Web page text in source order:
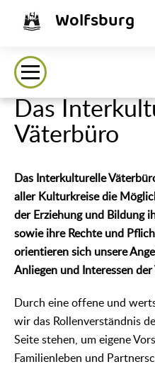
Wolfsburg
Das
Väterbüro
Das Interkulturelle
aller Kulturkreise die
der Erziehung und Bildung
sowie ihre Rechte und
orientieren sich unsere
Anliegen und Interessen der
Durch eine offene und
wir das Rollenverständnis
Seite stehen, um eigene
Familienleben und